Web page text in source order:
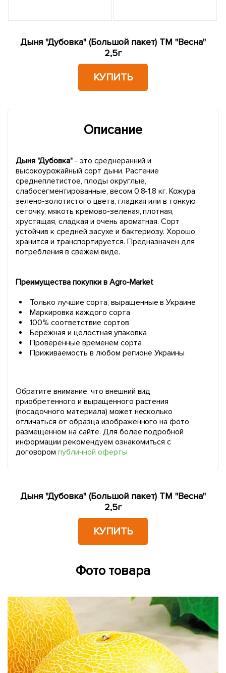
Дыня "Дубовка" (Большой пакет) ТМ "Весна"
2,5г
КУПИТЬ
Описание
Дыня "Дубовка"- это среднеранний и
высокоурожайный сорт дыни. Растение
среднеплетистое, плоды округлые,
слабосегментированные, весом 0,8-1,8 кг. Кожура
зелено-золотистого цвета, гладкая или в тонкую
сеточку, мякоть кремово-зеленая, плотная,
хрустящая, сладкая и очень ароматная. Сорт
устойчив к средней засухе и бактериозу. Хорошо
хранится и транспортируется. Предназначен для
потребления в свежем виде.
Преимущества покупки в Agro-Market
Только лучшие сорта, выращенные в Украине
Маркировка каждого сорта
100% соответствие сортов
Бережная и целостная упаковка
Проверенные временем сорта
Приживаемость в любом регионе Украины
Обратите внимание, что внешний вид
приобретенного и выращенного растения
(посадочного материала) может несколько
отличаться от образца изображенного на фото,
размещенном на сайте. Для более подробной
информации рекомендуем ознакомиться с
договором публичной оферты
Дыня "Дубовка" (Большой пакет) ТМ "Весна"
2,5г
КУПИТЬ
Фото товара